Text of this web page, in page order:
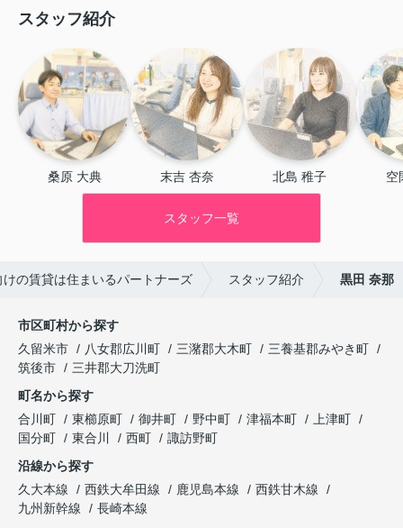
スタッフ紹介
桑原 大典 末吉 杏奈 北島 稚子 空
スタッフ一覧
の賃貸は住まいるパートナーズ スタッフ紹介 黒田 奈那
市区町村から探す
久留米市
八女郡広川町 三潴郡大木町
三養基郡みやき町
筑後市
三井郡大刀洗町
町名から探す
合川町
東櫛原町 御井町 野中町 津福本町
上津町
国分町
東合川 西町
諏訪野町
沿線から探す
久大本線
西鉄大牟田線 鹿児島本線
西鉄甘木線
九州新幹線
長崎本線